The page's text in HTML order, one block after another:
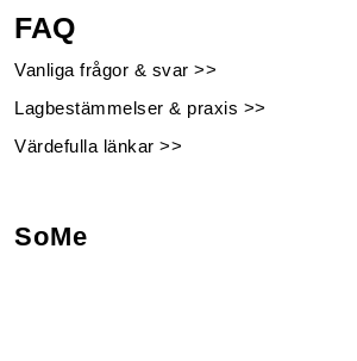
FAQ
Vanliga frågor & svar >>
Lagbestämmelser & praxis >>
Värdefulla länkar >>
SoMe